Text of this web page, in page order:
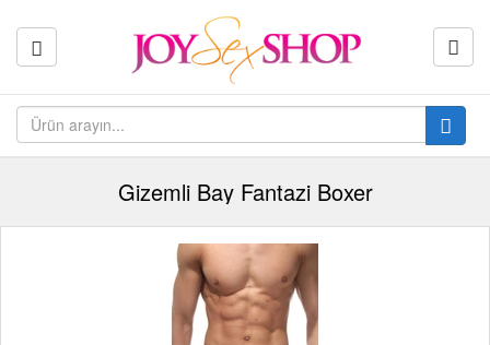
Gizemli Bay Fantazi Boxer